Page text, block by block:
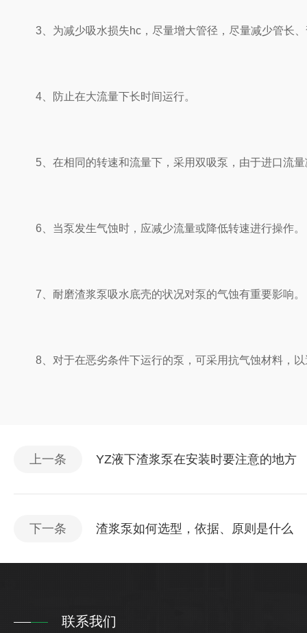
3、为减少吸水损失hc，尽量增大管径，尽量减少管长、
4、防止在大流量下长时间运行。
5、在相同的转速和流量下，采用双吸泵，由于进口流量
6、当泵发生气蚀时，应减少流量或降低转速进行操作。
7、耐磨渣浆泵吸水底壳的状况对泵的气蚀有重要影响。
8、对于在恶劣条件下运行的泵，可采用抗气蚀材料，以
上一条 YZ液下渣浆泵在安装时要注意的地方
下一条 渣浆泵如何选型，依据、原则是什么
联系我们